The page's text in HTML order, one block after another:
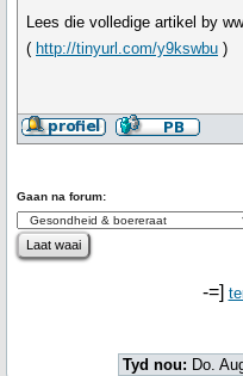
Lees die volledige artikel by
( http://tinyurl.com/y9kswbu )
Gaan na forum:
-=]
Tyd nou: Do.